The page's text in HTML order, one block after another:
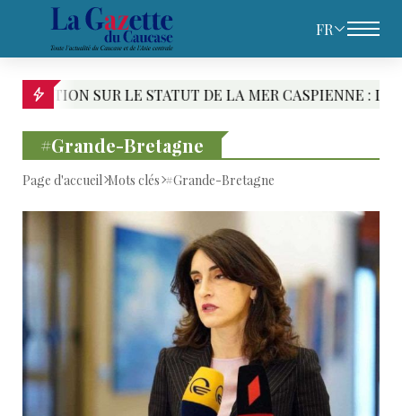
FR
CASPIENNE : LE PARI CASPIEN DE TÉHÉRAN
#Grande-Bretagne
Page d'accueil Mots clés #Grande-Bretagne